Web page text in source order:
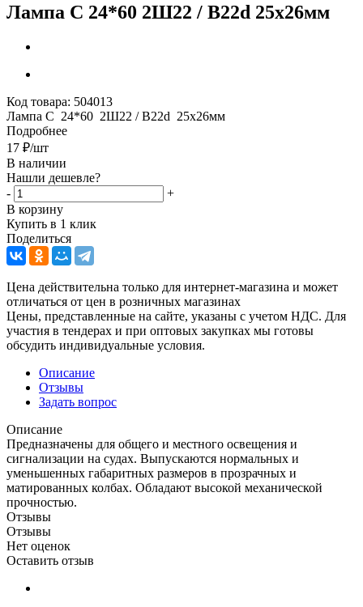
Лампа С 24*60 2Ш22 / B22d 25х26мм
Код товара: 504013
Лампа С 24*60 2Ш22 / B22d 25х26мм
Подробнее
17 ₽/шт
В наличии
Нашли дешевле?
-
+
В корзину
Купить в 1 клик
Поделиться
Цена действительна только для интернет-магазина и может
отличаться от цен в розничных магазинах
Цены, представленные на сайте, указаны с учетом НДС. Для
участия в тендерах и при оптовых закупках мы готовы
обсудить индивидуальные условия.
Описание
Отзывы
Задать вопрос
Описание
Предназначены для общего и местного освещения и
сигнализации на судах. Выпускаются нормальных и
уменьшенных габаритных размеров в прозрачных и
матированных колбах. Обладают высокой механической
прочностью.
Отзывы
Отзывы
Нет оценок
Оставить отзыв